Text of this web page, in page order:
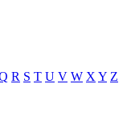
R S T U V W X Y Z